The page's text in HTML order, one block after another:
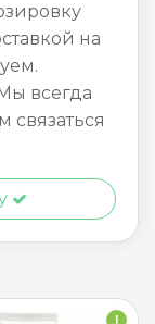
на
всегда
связаться